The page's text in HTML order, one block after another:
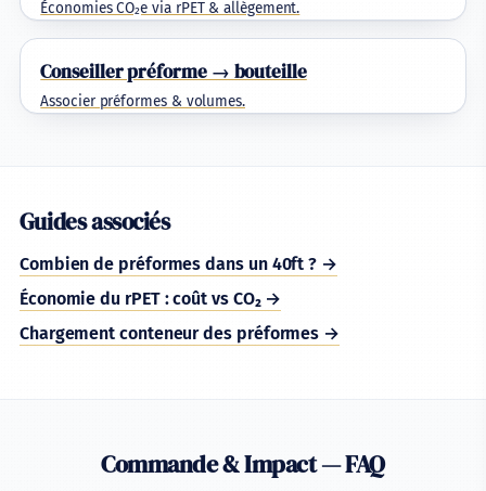
Économies CO₂e via rPET & allègement.
Conseiller préforme → bouteille
Associer préformes & volumes.
Guides associés
Combien de préformes dans un 40ft ? →
Économie du rPET : coût vs CO₂ →
Chargement conteneur des préformes →
Commande & Impact — FAQ